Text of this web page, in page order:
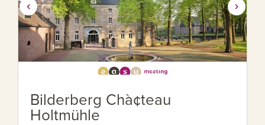
Bilderberg Chà¢teau
Holtmühle